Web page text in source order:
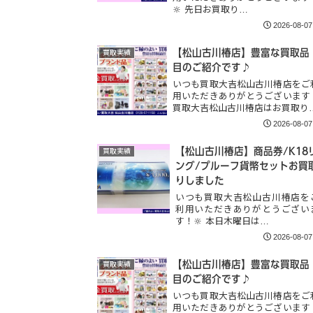
🔆 先日お買取り…
2026-08-07
買取実績
【松山古川椿店】豊富な買取品
目のご紹介です♪
いつも買取大吉松山古川椿店をご
用いただきありがとうございます
買取大吉松山古川椿店はお買取り…
2026-08-07
買取実績
【松山古川椿店】商品券/K18
ング/プルーフ貨幣セットお買
りしました
いつも買取大吉松山古川椿店を
利用いただきありがとうござい
す！🔆 本日木曜日は…
2026-08-07
買取実績
【松山古川椿店】豊富な買取品
目のご紹介です♪
いつも買取大吉松山古川椿店をご
用いただきありがとうございます